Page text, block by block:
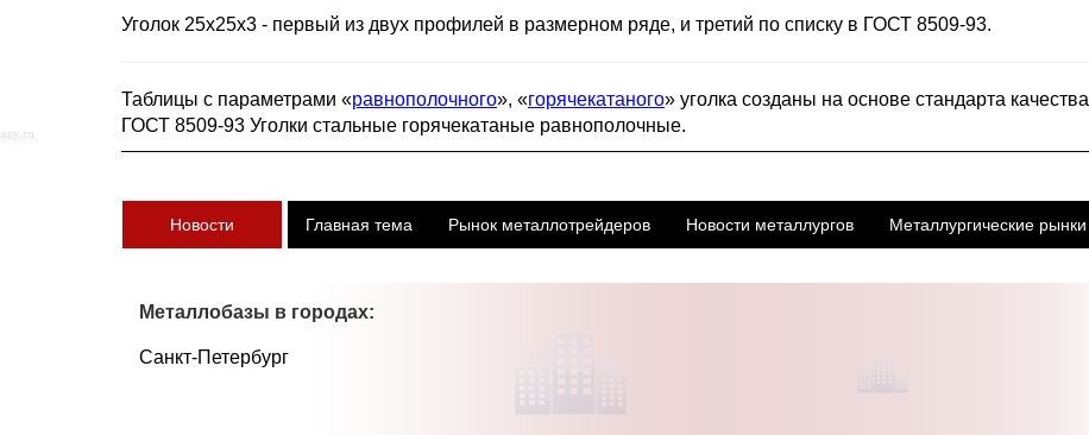
Уголок 25х25х3 - первый из двух профилей в размерном ряде, и третий по списку в ГОСТ 8509-93.
Таблицы с параметрами «равнополочного», «горячекатаного» уголка созданы на основе стандарта качества
ГОСТ 8509-93 Уголки стальные горячекатаные равнополочные.
Новости Главная тема Рынок металлотрейдеров Новости металлургов Металлургические рынки
Металлобазы в городах:
Санкт-Петербург